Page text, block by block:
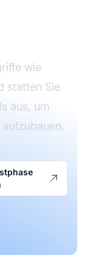
wie
statten Sie
aus, um